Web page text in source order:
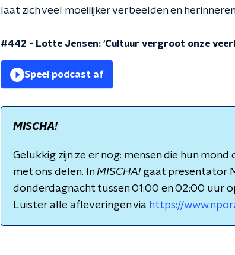
laat zich veel moeilijker verbeelden en
#442 - Lotte Jensen: 'Cultuur vergroot onze
Speel podcast af
MISCHA!
Gelukkig zijn ze er nog: mensen die hun
met ons delen. InMISCHA!gaat presentator
donderdagnacht tussen 01:00 en 02:00 uur
Luister alle afleveringen via https://